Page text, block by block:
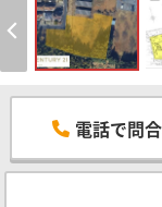
電話で問